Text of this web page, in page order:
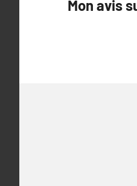
de
Mon avis